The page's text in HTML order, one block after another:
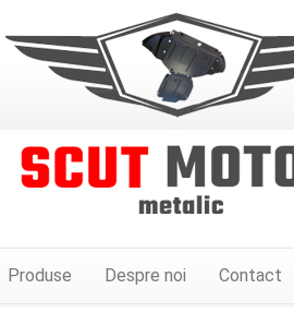
Produse Despre noi Contact